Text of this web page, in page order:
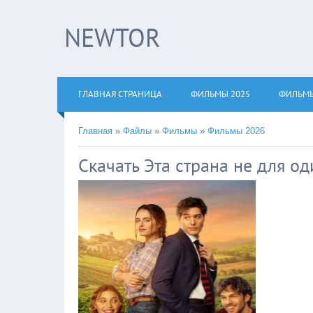
NEWTOR
ГЛАВНАЯ СТРАНИЦА ФИЛЬМЫ 2025
Главная » Файлы » Фильмы » Фильмы 2026
Скачать Эта страна не для
Нажмите
!!!Если Вы